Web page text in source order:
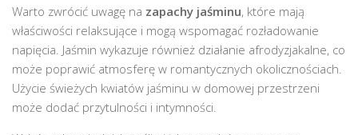
Warto zwrócić uwagę na zapachy jaśminu, które mają
właściwości relaksujące i mogą wspomagać rozładowanie
napięcia. Jaśmin wykazuje również działanie afrodyzjakalne, co
może poprawić atmosferę w romantycznych okolicznościach.
Użycie świeżych kwiatów jaśminu w domowej przestrzeni
może dodać przytulności i intymności.